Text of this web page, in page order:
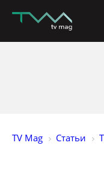
TV Mag Статьи